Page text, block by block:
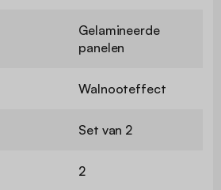
Gelamineerde
panelen
Walnooteffect
Set van 2
2